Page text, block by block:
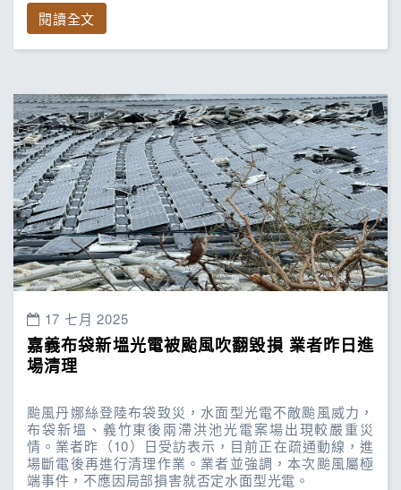
閱讀全文
17 七月 2025
嘉義布袋新塭光電被颱風吹翻毀損 業者昨日進
場清理
颱風丹娜絲登陸布袋致災，水面型光電不敵颱風威力，
布袋新塭、義竹東後兩滯洪池光電案場出現較嚴重災
情。業者昨（10）日受訪表示，目前正在疏通動線，進
場斷電後再進行清理作業。業者並強調，本次颱風屬極
端事件，不應因局部損害就否定水面型光電。